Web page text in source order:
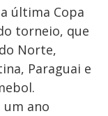
última Copa
torneio, que
Norte,
Paraguai e
um ano